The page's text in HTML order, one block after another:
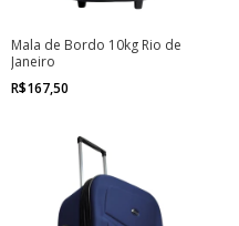
Mala de Bordo 10kg Rio de
Janeiro
R$167,50